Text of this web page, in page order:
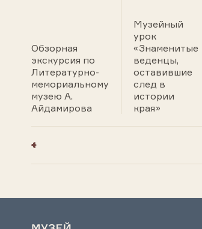
Обзорная
экскурсия по
Литературно-
мемориальному
музею А.
Айдамирова
Музейный
урок
«Знаменитые
веденцы,
оставившие
след в
истории
края»